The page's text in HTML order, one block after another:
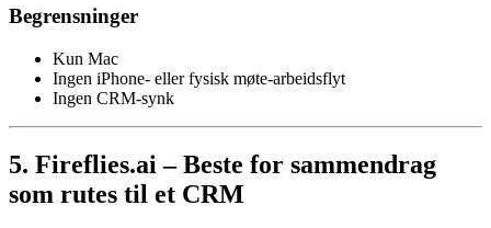
Begrensninger
Kun Mac
Ingen iPhone- eller fysisk møte-arbeidsflyt
Ingen CRM-synk
5. Fireflies.ai – Beste for sammendrag
som rutes til et CRM